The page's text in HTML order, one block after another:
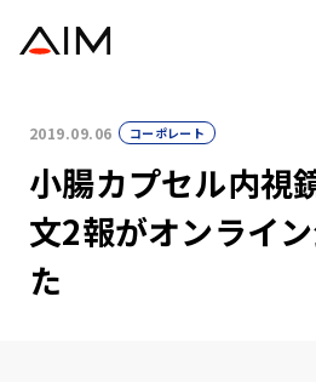
株式会社AIメディカ
2019.09.06 コーポレート
小腸カプセル内視
文2報がオンライ
た